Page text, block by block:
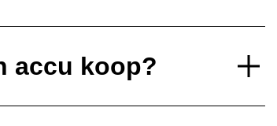
accu koop?